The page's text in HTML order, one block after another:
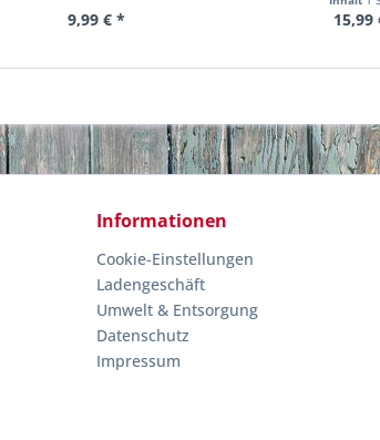
9,99 € * 15,99
Informationen
Cookie-Einstellungen
Ladengeschäft
Umwelt & Entsorgung
Datenschutz
Impressum